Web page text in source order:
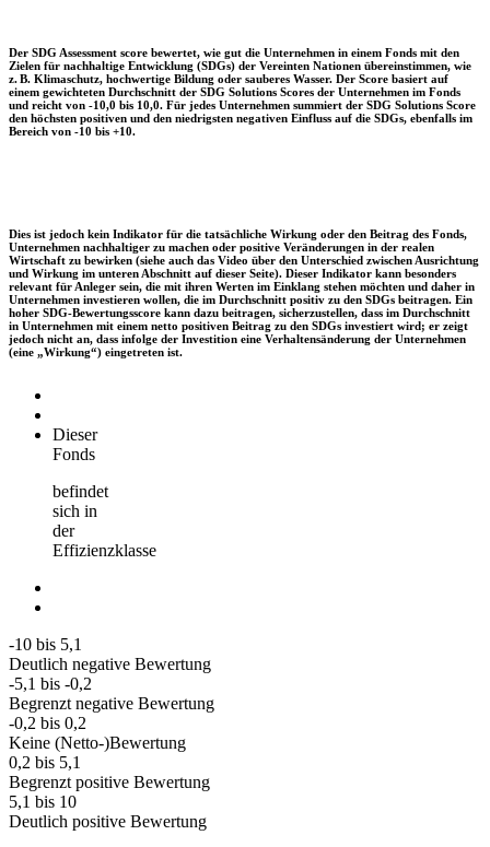
Der SDG Assessment score bewertet, wie gut die Unternehmen in einem Fonds mit den
Zielen für nachhaltige Entwicklung (SDGs) der Vereinten Nationen übereinstimmen, wie
z. B. Klimaschutz, hochwertige Bildung oder sauberes Wasser. Der Score basiert auf
einem gewichteten Durchschnitt der SDG Solutions Scores der Unternehmen im Fonds
und reicht von -10,0 bis 10,0. Für jedes Unternehmen summiert der SDG Solutions Score
den höchsten positiven und den niedrigsten negativen Einfluss auf die SDGs, ebenfalls im
Bereich von -10 bis +10.
Dies ist jedoch kein Indikator für die tatsächliche Wirkung oder den Beitrag des Fonds,
Unternehmen nachhaltiger zu machen oder positive Veränderungen in der realen
Wirtschaft zu bewirken (siehe auch das Video über den Unterschied zwischen Ausrichtung
und Wirkung im unteren Abschnitt auf dieser Seite). Dieser Indikator kann besonders
relevant für Anleger sein, die mit ihren Werten im Einklang stehen möchten und daher in
Unternehmen investieren wollen, die im Durchschnitt positiv zu den SDGs beitragen. Ein
hoher SDG-Bewertungsscore kann dazu beitragen, sicherzustellen, dass im Durchschnitt
in Unternehmen mit einem netto positiven Beitrag zu den SDGs investiert wird; er zeigt
jedoch nicht an, dass infolge der Investition eine Verhaltensänderung der Unternehmen
(eine „Wirkung“) eingetreten ist.
Dieser
Fonds
befindet
sich in
der
Effizienzklasse
-10 bis 5,1
Deutlich negative Bewertung
-5,1 bis -0,2
Begrenzt negative Bewertung
-0,2 bis 0,2
Keine (Netto-)Bewertung
0,2 bis 5,1
Begrenzt positive Bewertung
5,1 bis 10
Deutlich positive Bewertung